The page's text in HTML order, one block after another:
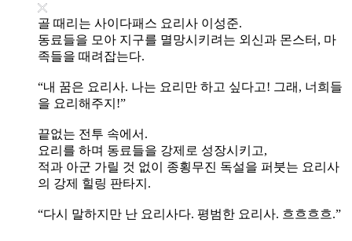
골 때리는 사이다패스 요리사 이성준.
동료들을 모아 지구를 멸망시키려는 외신과 몬스터, 마
족들을 때려잡는다.
“내 꿈은 요리사. 나는 요리만 하고 싶다고! 그래, 너희들
을 요리해주지!”
끝없는 전투 속에서.
요리를 하며 동료들을 강제로 성장시키고,
적과 아군 가릴 것 없이 종횡무진 독설을 퍼붓는 요리사
의 강제 힐링 판타지.
“다시 말하지만 난 요리사다. 평범한 요리사. 흐흐흐흐.”